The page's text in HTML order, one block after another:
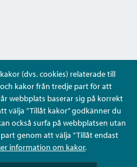
(dvs. cookies) relaterade till
kakor från tredje part för att
webbplats baserar sig på korrekt
välja ”Tillåt kakor” godkänner du
också surfa på webbplatsen utan
genom att välja ”Tillåt endast
information om kakor.